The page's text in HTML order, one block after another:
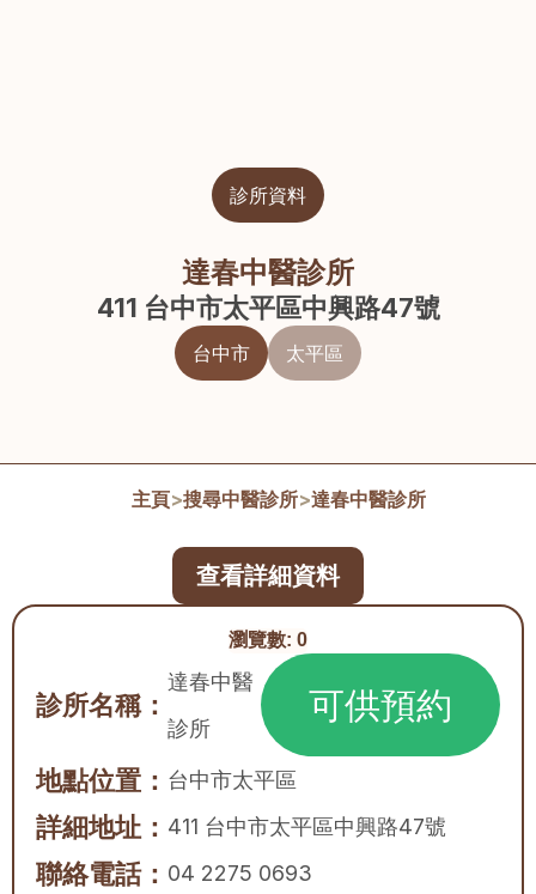
診所資料
達春中醫診所
411 台中市太平區中興路47號
台中市 太平區
主頁>搜尋中醫診所>達春中醫診所
瀏覽數: 0
診所名稱：
達春中醫
診所
可供預約
地點位置： 台中市太平區
詳細地址： 411 台中市太平區中興路47號
聯絡電話： 04 2275 0693
查看詳細資料